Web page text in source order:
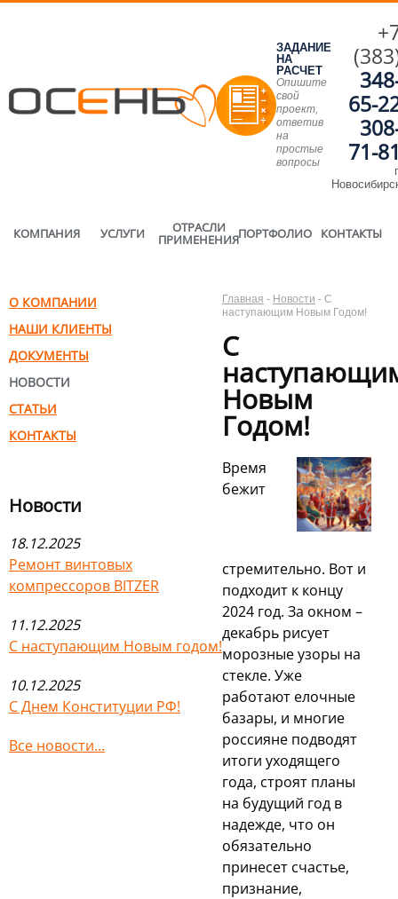
ЗАДАНИЕ
НА
РАСЧЕТ
Опишите
свой
проект,
ответив
на
простые
вопросы
65-
71-
КОМПАНИЯ УСЛУГИ ОТРАСЛИ
ПРИМЕНЕНИЯПОРТФОЛИО КОНТАКТЫ
О КОМПАНИИ
НАШИ КЛИЕНТЫ
ДОКУМЕНТЫ
НОВОСТИ
СТАТЬИ
КОНТАКТЫ
Новости
18.12.2025
Ремонт винтовых
компрессоров BITZER
11.12.2025
С наступающим Новым годом!
10.12.2025
С Днем Конституции РФ!
Все новости...
Главная - Новости - С
наступающим Новым Годом!
С
Новым
Годом!
Время
бежит
стремительно. Вот и
подходит к концу
2024 год. За окном –
декабрь рисует
морозные узоры на
стекле. Уже
работают елочные
базары, и многие
россияне подводят
итоги уходящего
года, строят планы
на будущий год в
надежде, что он
обязательно
принесет счастье,
признание,